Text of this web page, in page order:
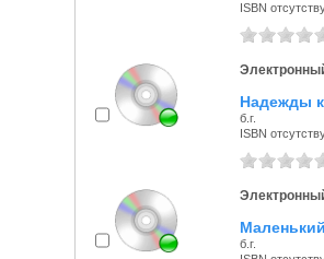
ISBN
Надежды
б.г.
ISBN
б.г.